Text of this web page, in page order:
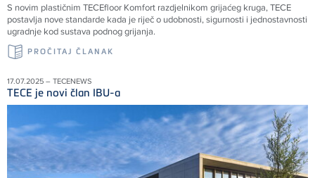
S novim plastičnim TECEfloor Komfort razdjelnikom grijaćeg kruga, TECE
postavlja nove standarde kada je riječ o udobnosti, sigurnosti i jednostavnosti
ugradnje kod sustava podnog grijanja.
PROČITAJ ČLANAK
17.07.2025 – TECENEWS
TECE je novi član IBU-a